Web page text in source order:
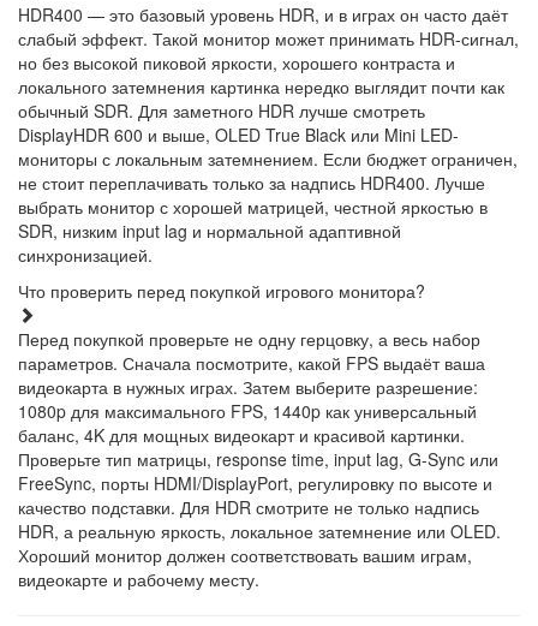
HDR400 — это базовый уровень HDR, и в играх он часто даёт
слабый эффект. Такой монитор может принимать HDR-сигнал,
но без высокой пиковой яркости, хорошего контраста и
локального затемнения картинка нередко выглядит почти как
обычный SDR. Для заметного HDR лучше смотреть
DisplayHDR 600 и выше, OLED True Black или Mini LED-
мониторы с локальным затемнением. Если бюджет ограничен,
не стоит переплачивать только за надпись HDR400. Лучше
выбрать монитор с хорошей матрицей, честной яркостью в
SDR, низким input lag и нормальной адаптивной
синхронизацией.
Что проверить перед покупкой игрового монитора?
Перед покупкой проверьте не одну герцовку, а весь набор
параметров. Сначала посмотрите, какой FPS выдаёт ваша
видеокарта в нужных играх. Затем выберите разрешение:
1080p для максимального FPS, 1440p как универсальный
баланс, 4K для мощных видеокарт и красивой картинки.
Проверьте тип матрицы, response time, input lag, G-Sync или
FreeSync, порты HDMI/DisplayPort, регулировку по высоте и
качество подставки. Для HDR смотрите не только надпись
HDR, а реальную яркость, локальное затемнение или OLED.
Хороший монитор должен соответствовать вашим играм,
видеокарте и рабочему месту.